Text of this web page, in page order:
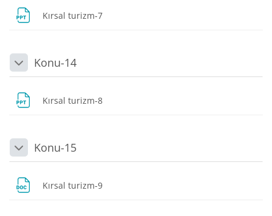
Kırsal turizm-7
DaraltKonu-14
Kırsal turizm-8
DaraltKonu-15
Kırsal turizm-9